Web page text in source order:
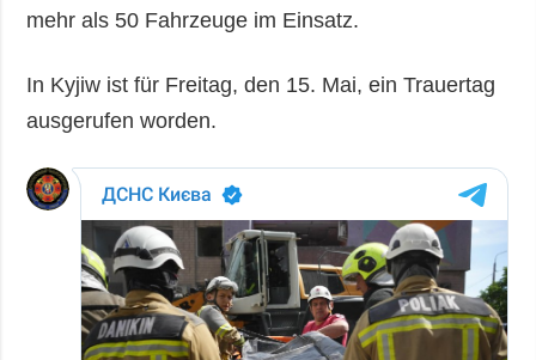
mehr als 50 Fahrzeuge im Einsatz.
In Kyjiw ist für Freitag, den 15. Mai, ein Trauertag
ausgerufen worden.